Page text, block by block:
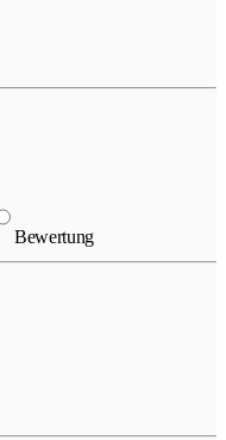
Bewertung